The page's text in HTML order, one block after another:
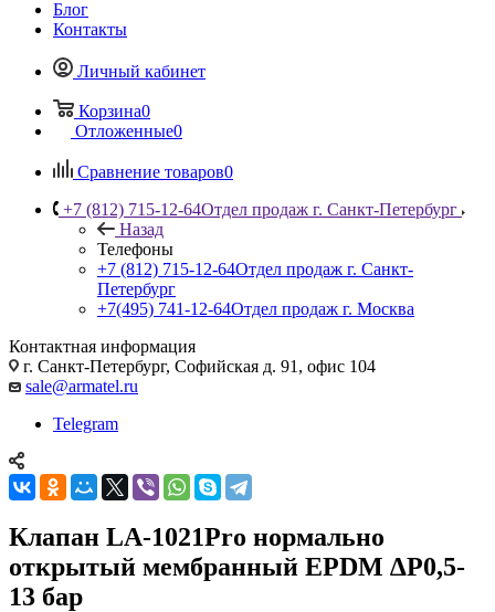
Блог
Контакты
Личный кабинет
Корзина0
Отложенные0
Сравнение товаров0
+7 (812) 715-12-64Отдел продаж г. Санкт-Петербург
Назад
Телефоны
+7 (812) 715-12-64Отдел продаж г. Санкт-
Петербург
+7(495) 741-12-64Отдел продаж г. Москва
Контактная информация
г. Санкт-Петербург, Софийская д. 91, офис 104
sale@armatel.ru
Telegram
Клапан LA-1021Pro нормально
открытый мембранный EPDM ∆P0,5-
13 бар